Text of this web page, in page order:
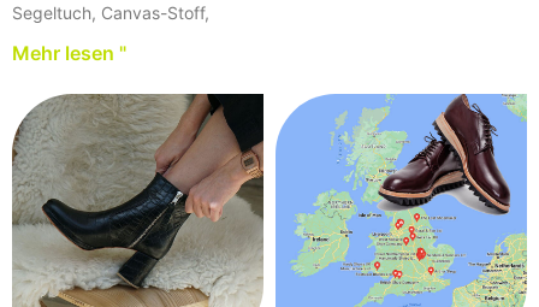
Segeltuch, Canvas-Stoff,
Mehr lesen "